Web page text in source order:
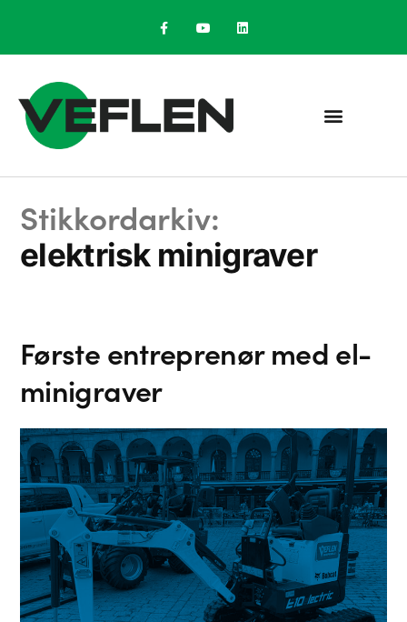
Stikkordarkiv:
elektrisk minigraver
Første entreprenør med el-
minigraver